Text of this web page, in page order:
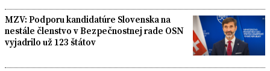
MZV: Podporu kandidatúre Slovenska na
nestále členstvo v Bezpečnostnej rade OSN
vyjadrilo už 123 štátov